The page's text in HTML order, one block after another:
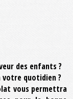
des enfants ?
votre quotidien ?
vous permettra